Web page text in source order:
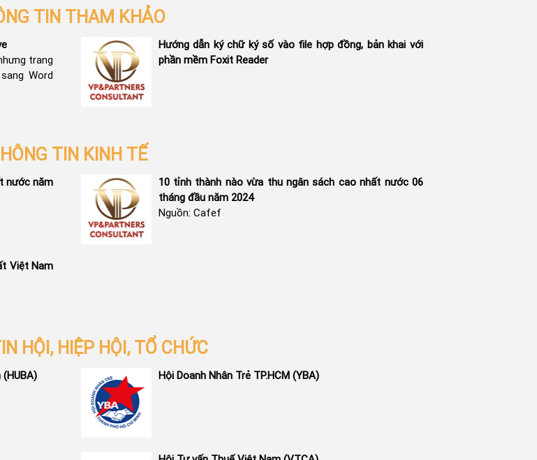
TIN THAM KHẢO
trang
Word
Hướng dẫn ký chữ ký số vào file hợp đồng, bản khai với
phần mềm Foxit Reader
TIN KINH TẾ
nước năm
10 tỉnh thành nào vừa thu ngân sách cao nhất nước 06
tháng đầu năm 2024
Nguồn: Cafef
Việt Nam
HỘI, HIỆP HỘI, TỔ CHỨC
Hội Doanh Nhân Trẻ TP.HCM (YBA)